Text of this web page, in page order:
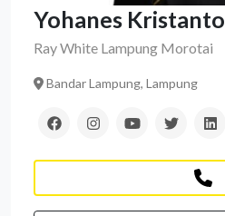
Yohanes Kristanto
Ray White Lampung Morotai
Bandar Lampung, Lampung